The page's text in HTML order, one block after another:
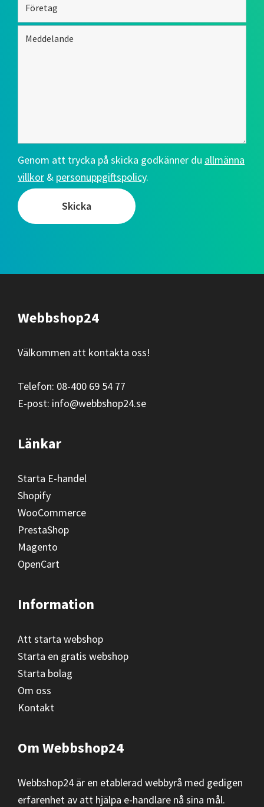
Genom att trycka på skicka godkänner du allmänna
villkor & personuppgiftspolicy.
Footer
Webbshop24
Välkommen att kontakta oss!
Telefon: 08-400 69 54 77
E-post: info@webbshop24.se
Länkar
Starta E-handel
Shopify
WooCommerce
PrestaShop
Magento
OpenCart
Information
Att starta webshop
Starta en gratis webshop
Starta bolag
Om oss
Kontakt
Om Webbshop24
Webbshop24 är en etablerad webbyrå med gedigen
erfarenhet av att hjälpa e-handlare nå sina mål.